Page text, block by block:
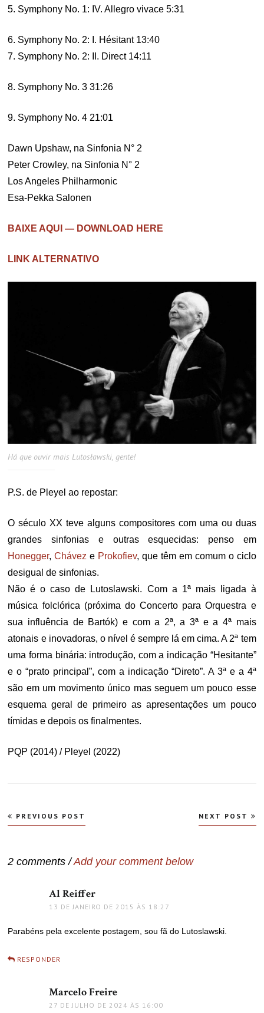
5. Symphony No. 1: IV. Allegro vivace 5:31
6. Symphony No. 2: I. Hésitant 13:40
7. Symphony No. 2: II. Direct 14:11
8. Symphony No. 3 31:26
9. Symphony No. 4 21:01
Dawn Upshaw, na Sinfonia N° 2
Peter Crowley, na Sinfonia N° 2
Los Angeles Philharmonic
Esa-Pekka Salonen
BAIXE AQUI — DOWNLOAD HERE
LINK ALTERNATIVO
Há que ouvir mais Lutosławski, gente!
P.S. de Pleyel ao repostar:
O século XX teve alguns compositores com uma ou duas
grandes sinfonias e outras esquecidas: penso em
Honegger,Chávez e Prokofiev, que têm em comum o ciclo
desigual de sinfonias.
Não é o caso de Lutoslawski. Com a 1ª mais ligada à
música folclórica (próxima do Concerto para Orquestra e
sua influência de Bartók) e com a 2ª, a 3ª e a 4ª mais
atonais e inovadoras, o nível é sempre lá em cima. A 2ª tem
uma forma binária: introdução, com a indicação “Hesitante”
e o “prato principal”, com a indicação “Direto”. A 3ª e a 4ª
são em um movimento único mas seguem um pouco esse
esquema geral de primeiro as apresentações um pouco
tímidas e depois os finalmentes.
PQP (2014) / Pleyel (2022)
Navegação
de
PREVIOUS POST NEXT POST
2 comments /Add your comment below
Al Reiffer
13 DE JANEIRO DE 2015 ÀS 18:27
Parabéns pela excelente postagem, sou fã do Lutoslawski.
RESPONDER
Marcelo Freire
27 DE JULHO DE 2024 ÀS 16:00